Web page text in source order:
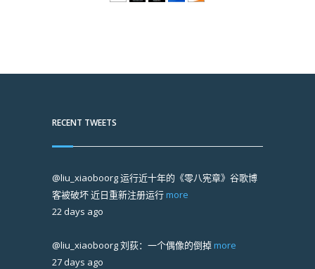
RECENT TWEETS
@liu_xiaoboorg运行近十年的《零八宪章》谷歌博
客被破坏 近日重新注册运行 more
22 days ago
@liu_xiaoboorg刘荻：一个偶像的倒掉 more
27 days ago